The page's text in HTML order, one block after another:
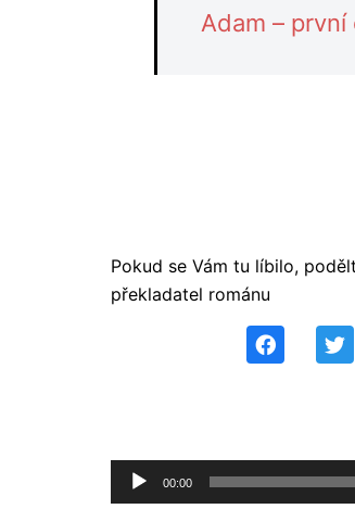
Adam –
Pokud se Vám tu líbilo,
překladatel románu
Audio
přehrávač
00:00